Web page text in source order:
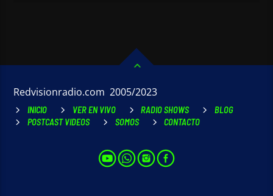
Redvisionradio.com 2005/2023
INICIO VER EN VIVO RADIO SHOWS
BLOG
POSTCAST VIDEOS
SOMOS CONTACTO